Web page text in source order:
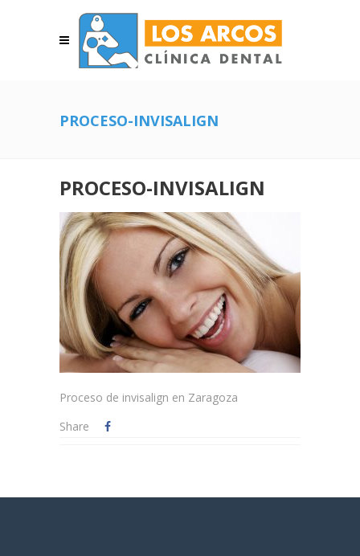
PROCESO-INVISALIGN
PROCESO-INVISALIGN
Proceso de invisalign en Zaragoza
Share